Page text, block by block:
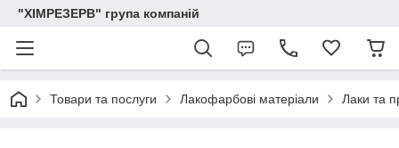
"ХІМРЕЗЕРВ" група компаній
Товари та послуги Лакофарбові матеріали Лаки та